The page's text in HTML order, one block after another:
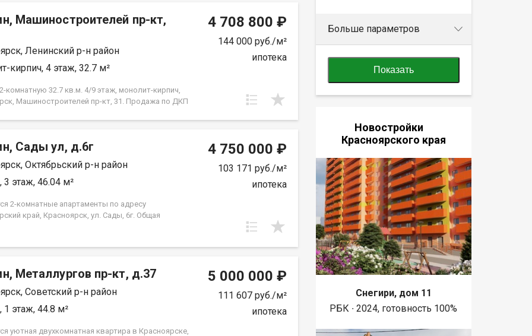
и спорта Металлургов, магазины,
комплекс Роща, парк "Гвардейский", набережная
берег". Без проблем можно уехать в любую точку
полностью готовы к продаже, долгов и
на квартире нет! Торг возможен! Чистая
Машиностроителей пр-кт,
Ленинский р-н район
кирпич, 4 этаж, 32.7 м²
комнатную 32.7 кв.м. 4/9 этаж, монолит-кирпич,
Машиностроителей пр-кт, 31. Продажа по ДКП
4 708 800 ₽
144 000 руб./м²
ипотека
Сады ул, д.6г
Октябрьский р-н район
3 этаж, 46.04 м²
2-комнатные апартаменты по адресу
край, Красноярск, ул. Сады, 6г. Общая
проживания; - сдачи в аренду (близость к
для бизнеса. В экологически чистом районе.
ипотека.
4 750 000 ₽
103 171 руб./м²
ипотека
Металлургов пр-кт, д.37
Советский р-н район
1 этаж, 44.8 м²
уютная двухкомнатная квартира в Красноярске,
5 000 000 ₽
111 607 руб./м²
ипотека
Больше параметров
Показать
Новостройки
Красноярского края
Снегири, дом 11
РБК ∙ 2024, готовность 100%